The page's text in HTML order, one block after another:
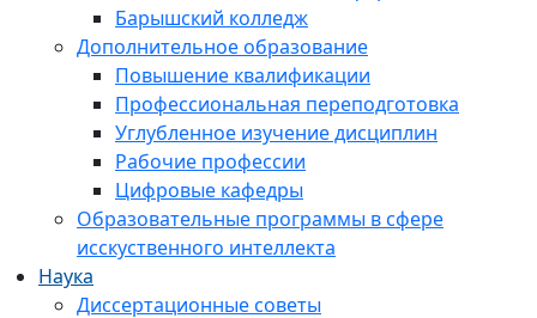
Барышский колледж
Дополнительное образование
Повышение квалификации
Профессиональная переподготовка
Углубленное изучение дисциплин
Рабочие профессии
Цифровые кафедры
Образовательные программы в сфере
исскуственного интеллекта
Наука
Диссертационные советы